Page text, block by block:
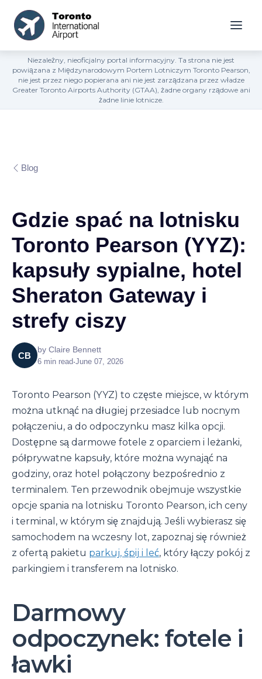
Niezależny, nieoficjalny portal informacyjny. Ta strona nie jest
powiązana z Międzynarodowym Portem Lotniczym Toronto Pearson,
nie jest przez niego popierana ani nie jest zarządzana przez władze
Greater Toronto Airports Authority (GTAA), żadne organy rządowe ani
żadne linie lotnicze.
Blog
Gdzie spać na lotnisku
Toronto Pearson (YYZ):
kapsuły sypialne, hotel
Sheraton Gateway i
strefy ciszy
CB
by Claire Bennett
6 min read•June 07, 2026
Toronto Pearson (YYZ) to częste miejsce, w którym
można utknąć na długiej przesiadce lub nocnym
połączeniu, a do odpoczynku masz kilka opcji.
Dostępne są darmowe fotele z oparciem i leżanki,
półprywatne kapsuły, które można wynająć na
godziny, oraz hotel połączony bezpośrednio z
terminalem. Ten przewodnik obejmuje wszystkie
opcje spania na lotnisku Toronto Pearson, ich ceny
i terminal, w którym się znajdują. Jeśli wybierasz się
samochodem na wczesny lot, zapoznaj się również
z ofertą pakietu parkuj, śpij i leć, który łączy pokój z
parkingiem i transferem na lotnisko.
Darmowy
odpoczynek: fotele i
ławki